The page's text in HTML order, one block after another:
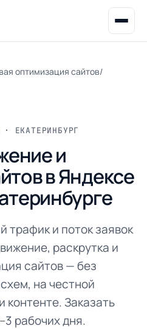
оптимизация сайтов/
ЕКАТЕРИНБУРГ
и
в Яндексе
трафик и поток заявок
раскрутка и
сайтов — без
на честной
контенте. Заказать
рабочих дня.